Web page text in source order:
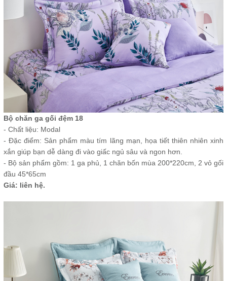
Bộ chăn ga gối đệm 18
- Chất liệu: Modal
- Đặc điểm: Sản phẩm màu tím lãng mạn, họa tiết thiên nhiên xinh
xắn giúp bạn dễ dàng đi vào giấc ngủ sâu và ngon hơn.
- Bộ sản phẩm gồm: 1 ga phủ, 1 chăn bốn mùa 200*220cm, 2 vỏ gối
đầu 45*65cm
Giá: liên hệ.